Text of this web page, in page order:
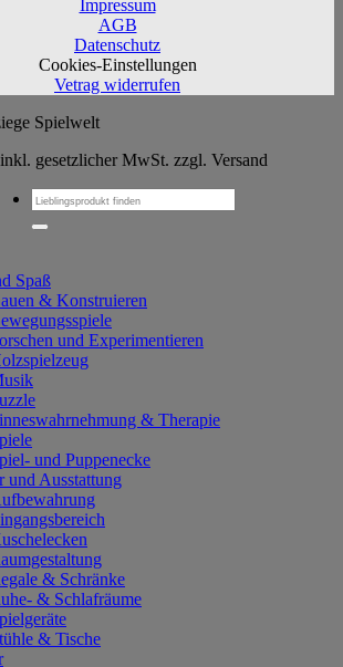
Impressum
AGB
Datenschutz
Cookies-Einstellungen
Vetrag widerrufen
Spielwelt
gesetzlicher MwSt. zzgl. Versand
Suchen
nach:
Spaß
& Konstruieren
und Experimentieren
& Therapie
und Puppenecke
und Ausstattung
& Schränke
& Schlafräume
& Tische